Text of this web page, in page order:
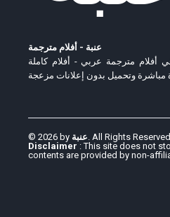
عنبة - أفلام مترجمة
مترجمة عربي - أفلام كاملة
مباشرة وتحميل بدون إعلانات مزعجة
© 2026 by عنبة. All Rights Reserved
Disclaimer : This site does not
contents are provided by non-